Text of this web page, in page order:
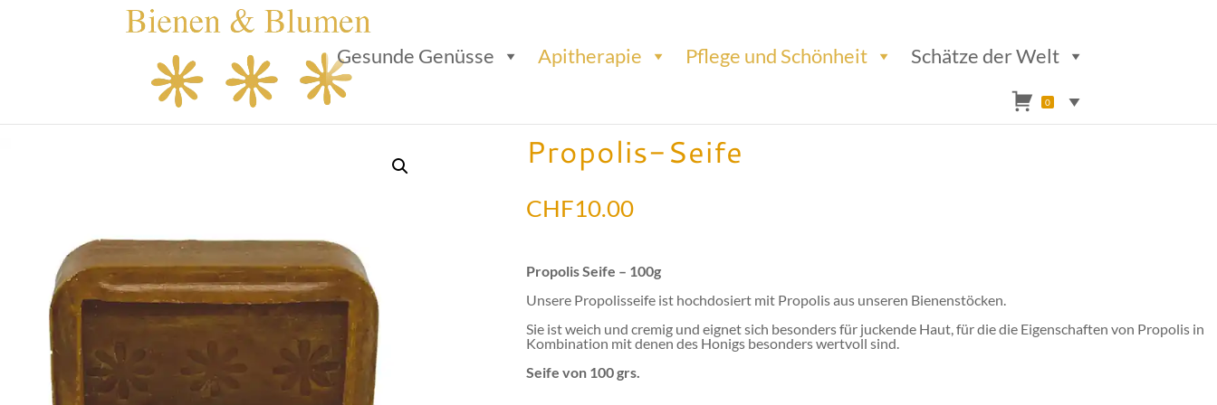
Gesunde Genüsse Apitherapie Pflege und Schönheit Schätze der Welt
0
Propolis-Seife
CHF10.00
Propolis Seife – 100g
Unsere Propolisseife ist hochdosiert mit Propolis aus unseren Bienenstöcken.
Sie ist weich und cremig und eignet sich besonders für juckende Haut, für die die Eigenschaften von Propolis in
Kombination mit denen des Honigs besonders wertvoll sind.
Seife von 100 grs.